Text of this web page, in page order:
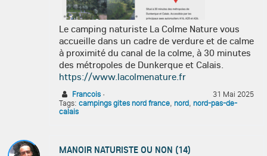
Le camping naturiste La Colme Nature vous
accueille dans un cadre de verdure et de calme
à proximité du canal de la colme, à 30 minutes
des métropoles de Dunkerque et Calais.
https://www.lacolmenature.fr
Francois 31 Mai 2025
·
Tags: campings gites nord france, nord, nord-pas-de-
calais
MANOIR NATURISTE OU NON (14)